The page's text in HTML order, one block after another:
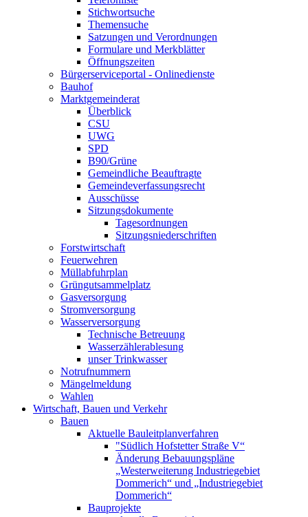
Stichwortsuche
Themensuche
Satzungen und Verordnungen
Formulare und Merkblätter
Öffnungszeiten
Bürgerserviceportal - Onlinedienste
Bauhof
Marktgemeinderat
Überblick
CSU
UWG
SPD
B90/Grüne
Gemeindliche Beauftragte
Gemeindeverfassungsrecht
Ausschüsse
Sitzungsdokumente
Tagesordnungen
Sitzungsniederschriften
Forstwirtschaft
Feuerwehren
Müllabfuhrplan
Grüngutsammelplatz
Gasversorgung
Stromversorgung
Wasserversorgung
Technische Betreuung
Wasserzählerablesung
unser Trinkwasser
Notrufnummern
Mängelmeldung
Wahlen
Wirtschaft, Bauen und Verkehr
Bauen
Aktuelle Bauleitplanverfahren
"Südlich Hofstetter Straße V“
Änderung Bebauungspläne
„Westerweiterung Industriegebiet
Dommerich“ und „Industriegebiet
Dommerich“
Bauprojekte